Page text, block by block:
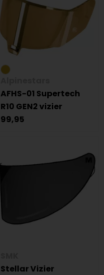
AFHS-01 Supertech
R10 GEN2 vizier
99,95
Stellar Vizier